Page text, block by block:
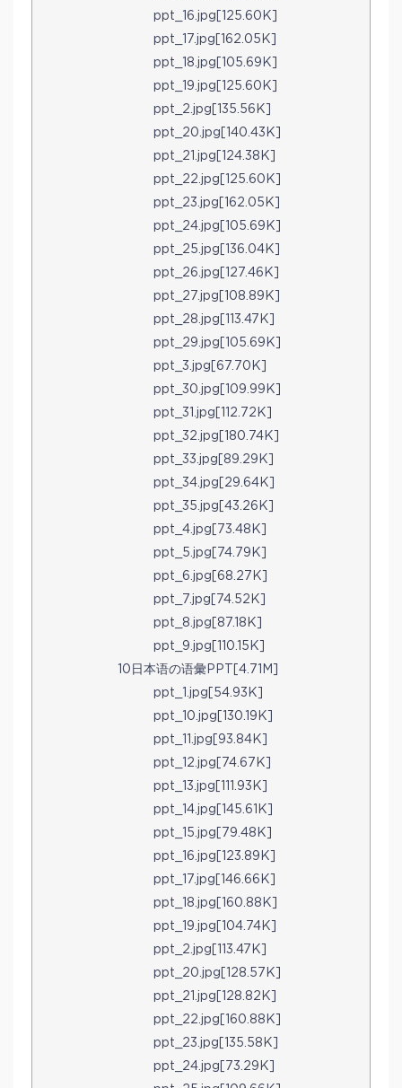
ppt_16.jpg[125.60K]
ppt_17.jpg[162.05K]
ppt_18.jpg[105.69K]
ppt_19.jpg[125.60K]
ppt_2.jpg[135.56K]
ppt_20.jpg[140.43K]
ppt_21.jpg[124.38K]
ppt_22.jpg[125.60K]
ppt_23.jpg[162.05K]
ppt_24.jpg[105.69K]
ppt_25.jpg[136.04K]
ppt_26.jpg[127.46K]
ppt_27.jpg[108.89K]
ppt_28.jpg[113.47K]
ppt_29.jpg[105.69K]
ppt_3.jpg[67.70K]
ppt_30.jpg[109.99K]
ppt_31.jpg[112.72K]
ppt_32.jpg[180.74K]
ppt_33.jpg[89.29K]
ppt_34.jpg[29.64K]
ppt_35.jpg[43.26K]
ppt_4.jpg[73.48K]
ppt_5.jpg[74.79K]
ppt_6.jpg[68.27K]
ppt_7.jpg[74.52K]
ppt_8.jpg[87.18K]
ppt_9.jpg[110.15K]
10日本语の语彙PPT[4.71M]
ppt_1.jpg[54.93K]
ppt_10.jpg[130.19K]
ppt_11.jpg[93.84K]
ppt_12.jpg[74.67K]
ppt_13.jpg[111.93K]
ppt_14.jpg[145.61K]
ppt_15.jpg[79.48K]
ppt_16.jpg[123.89K]
ppt_17.jpg[146.66K]
ppt_18.jpg[160.88K]
ppt_19.jpg[104.74K]
ppt_2.jpg[113.47K]
ppt_20.jpg[128.57K]
ppt_21.jpg[128.82K]
ppt_22.jpg[160.88K]
ppt_23.jpg[135.58K]
ppt_24.jpg[73.29K]